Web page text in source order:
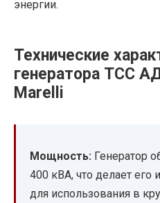
энергии.
Технические
генератора ТСС
Marelli
Мощность: Генератор
400 кВА, что делает
для использования в